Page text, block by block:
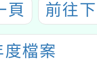
頁 前往
度檔案